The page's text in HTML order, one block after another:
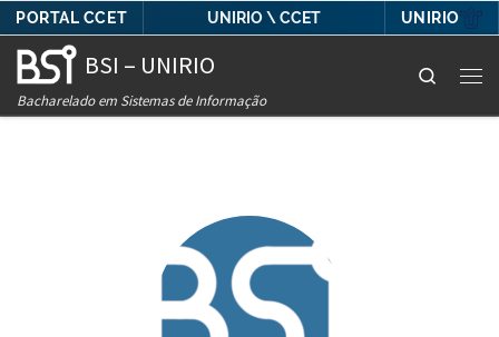
PORTAL CCET UNIRIO \ CCET UNIRIO
Skip to content
BSI – UNIRIO
Bacharelado em Sistemas de Informação
Search